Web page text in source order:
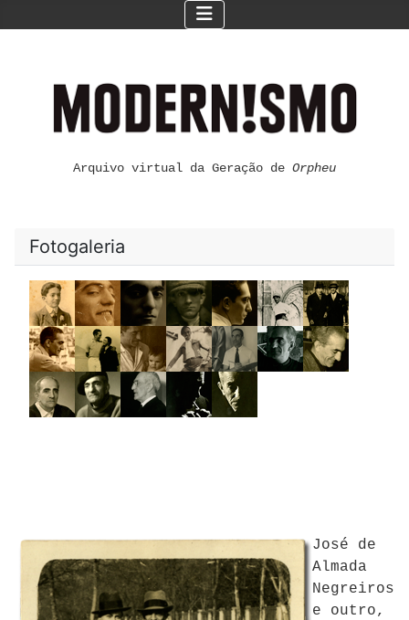
Arquivo virtual da Geração de Orpheu
Fotogaleria
José de
Almada
Negreiros
e outro,